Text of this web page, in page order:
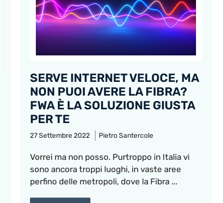
SERVE INTERNET VELOCE, MA
NON PUOI AVERE LA FIBRA?
FWA È LA SOLUZIONE GIUSTA
PER TE
27 Settembre 2022 Pietro Santercole
Vorrei ma non posso. Purtroppo in Italia vi
sono ancora troppi luoghi, in vaste aree
perfino delle metropoli, dove la Fibra ...